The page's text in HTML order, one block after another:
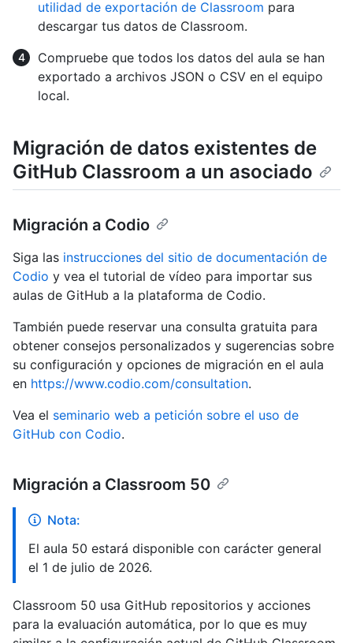
utilidad de exportación de Classroom para
descargar tus datos de Classroom.
Compruebe que todos los datos del aula se han
exportado a archivos JSON o CSV en el equipo
local.
Migración de datos existentes de
GitHub Classroom a un asociado
Migración a Codio
Siga las instrucciones del sitio de documentación de
Codio y vea el tutorial de vídeo para importar sus
aulas de GitHub a la plataforma de Codio.
También puede reservar una consulta gratuita para
obtener consejos personalizados y sugerencias sobre
su configuración y opciones de migración en el aula
en https://www.codio.com/consultation.
Vea el seminario web a petición sobre el uso de
GitHub con Codio.
Migración a Classroom 50
Nota:
El aula 50 estará disponible con carácter general
el 1 de julio de 2026.
Classroom 50 usa GitHub repositorios y acciones
para la evaluación automática, por lo que es muy